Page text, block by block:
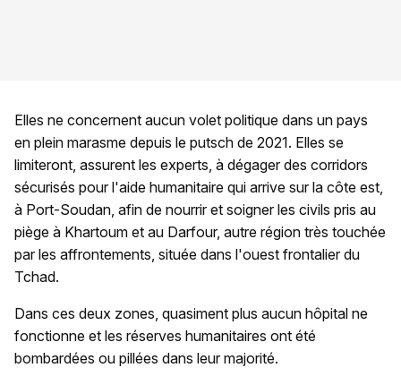
Elles ne concernent aucun volet politique dans un pays
en plein marasme depuis le putsch de 2021. Elles se
limiteront, assurent les experts, à dégager des corridors
sécurisés pour l'aide humanitaire qui arrive sur la côte est,
à Port-Soudan, afin de nourrir et soigner les civils pris au
piège à Khartoum et au Darfour, autre région très touchée
par les affrontements, située dans l'ouest frontalier du
Tchad.
Dans ces deux zones, quasiment plus aucun hôpital ne
fonctionne et les réserves humanitaires ont été
bombardées ou pillées dans leur majorité.